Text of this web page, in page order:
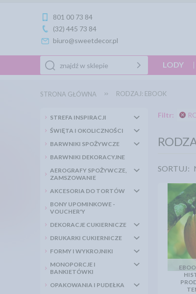
801 00 73 84
(32) 445 73 84
biuro@sweetdecor.pl
LODY
STRONA GŁÓWNA RODZAJ: EBOOK
STREFA INSPIRACJI
ŚWIĘTA I OKOLICZNOŚCI
BARWNIKI SPOŻYWCZE
BARWNIKI DEKORACYJNE
AEROGRAFY SPOŻYWCZE,
ZAMSZOWANIE
AKCESORIA DO TORTÓW
BONY UPOMINKOWE -
VOUCHER'Y
DEKORACJE CUKIERNICZE
DRUKARKI CUKIERNICZE
FORMY I WYKROJNIKI
MONOPORCJE I
BANKIETÓWKI
OPAKOWANIA I PUDEŁKA
Filtr:
SORTUJ: